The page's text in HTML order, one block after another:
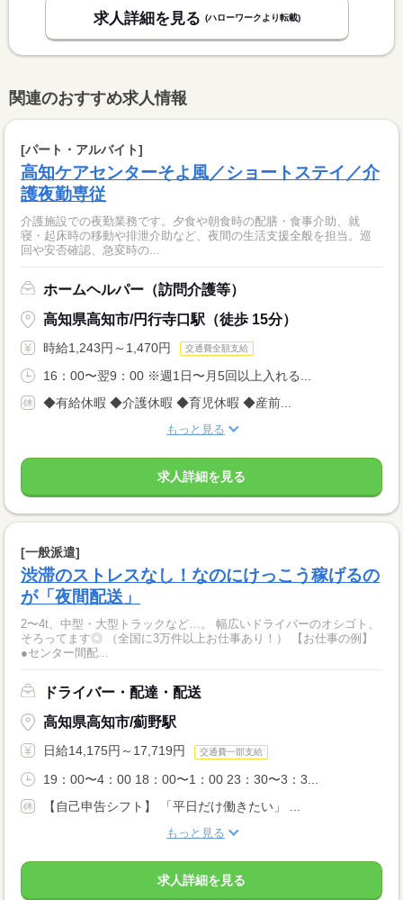
求人詳細を見る (ハローワークより転載)
関連のおすすめ求人情報
[パート・アルバイト]
高知ケアセンターそよ風／ショートステイ／介
護夜勤専従
介護施設での夜勤業務です。夕食や朝食時の配膳・食事介助、就
寝・起床時の移動や排泄介助など、夜間の生活支援全般を担当。巡
回や安否確認、急変時の...
ホームヘルパー（訪問介護等）
高知県高知市/円行寺口駅（徒歩 15分）
時給1,243円～1,470円 交通費全額支給
16：00〜翌9：00 ※週1日〜月5回以上入れる...
◆有給休暇 ◆介護休暇 ◆育児休暇 ◆産前...
もっと見る
求人詳細を見る
[一般派遣]
渋滞のストレスなし！なのにけっこう稼げるの
が「夜間配送」
2〜4t、中型・大型トラックなど…。 幅広いドライバーのオシゴト、
そろってます◎ （全国に3万件以上お仕事あり！） 【お仕事の例】
●センター間配...
ドライバー・配達・配送
高知県高知市/薊野駅
日給14,175円～17,719円 交通費一部支給
19：00〜4：00 18：00〜1：00 23：30〜3：3...
【自己申告シフト】 「平日だけ働きたい」 ...
もっと見る
求人詳細を見る